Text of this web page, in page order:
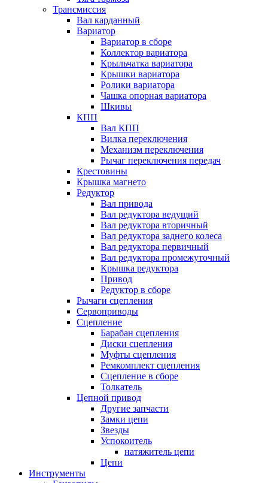
Трансмиссия
Вал карданный
Вариатор
Вариатор в сборе
Коллектор вариатора
Крыльчатка вариатора
Крышки вариатора
Ролики вариатора
Чашка опорная вариатора
Шкивы
КПП
Вал КПП
Вилка переключения
Механизм переключения
Рычаг переключения передач
Крестовины
Крышка магнето
Редуктор
Вал привода
Вал редуктора ведущий
Вал редуктора вторичный
Вал редуктора заднего колеса
Вал редуктора первичный
Вал редуктора промежуточный
Крышка редуктора
Привод
Редуктор в сборе
Рычаги сцепления
Сервоприводы
Сцепление
Барабан сцепления
Диски сцепления
Муфты сцепления
Ремкомплект сцепления
Сцепление в сборе
Толкатель
Цепной привод
Другие запчасти
Замки цепи
Звезды
Успокоитель
натяжитель цепи
Цепи
Инструменты